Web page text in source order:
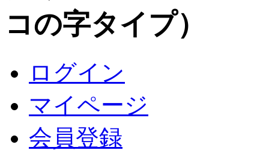
コの字タイプ）
ログイン
マイページ
会員登録